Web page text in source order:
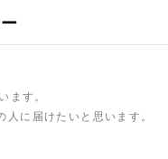
ます。
に届けたいと思います。